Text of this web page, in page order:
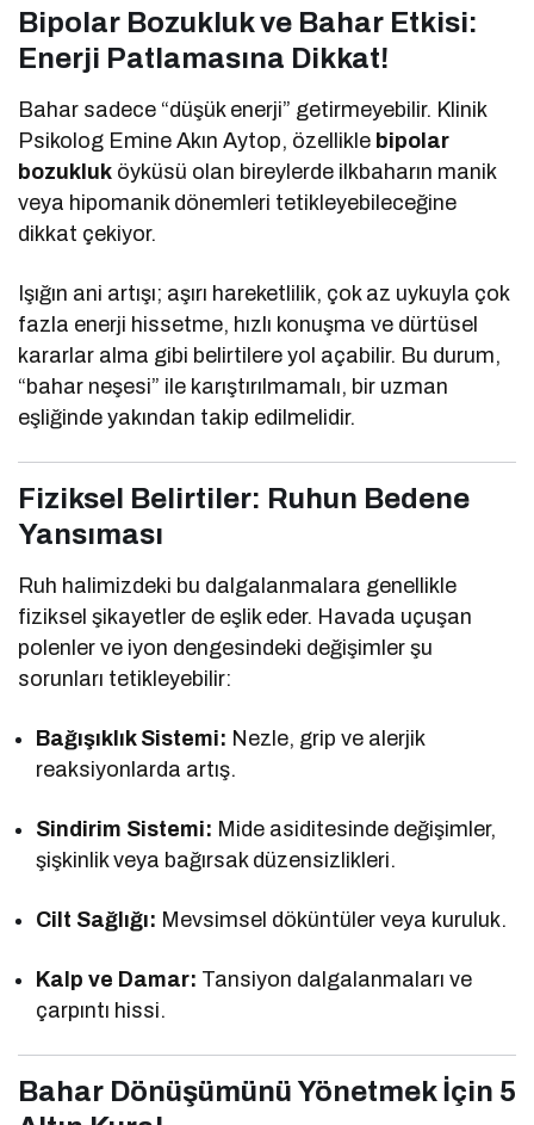
Bipolar Bozukluk ve Bahar Etkisi:
Enerji Patlamasına Dikkat!
Bahar sadece “düşük enerji” getirmeyebilir. Klinik
Psikolog Emine Akın Aytop, özellikle bipolar
bozukluk öyküsü olan bireylerde ilkbaharın manik
veya hipomanik dönemleri tetikleyebileceğine
dikkat çekiyor.
Işığın ani artışı; aşırı hareketlilik, çok az uykuyla çok
fazla enerji hissetme, hızlı konuşma ve dürtüsel
kararlar alma gibi belirtilere yol açabilir. Bu durum,
“bahar neşesi” ile karıştırılmamalı, bir uzman
eşliğinde yakından takip edilmelidir.
Fiziksel Belirtiler: Ruhun Bedene
Yansıması
Ruh halimizdeki bu dalgalanmalara genellikle
fiziksel şikayetler de eşlik eder. Havada uçuşan
polenler ve iyon dengesindeki değişimler şu
sorunları tetikleyebilir:
Bağışıklık Sistemi: Nezle, grip ve alerjik
reaksiyonlarda artış.
Sindirim Sistemi: Mide asiditesinde değişimler,
şişkinlik veya bağırsak düzensizlikleri.
Cilt Sağlığı: Mevsimsel döküntüler veya kuruluk.
Kalp ve Damar: Tansiyon dalgalanmaları ve
çarpıntı hissi.
Bahar Dönüşümünü Yönetmek İçin 5